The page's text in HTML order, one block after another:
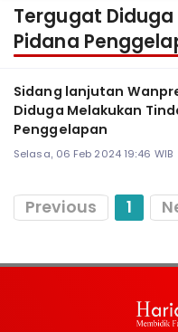
Tergugat
Pidana
Sidang lanjutan
Diduga Melakukan
Penggelapan
Selasa, 06 Feb 2024 19:46 WIB
Previous 1